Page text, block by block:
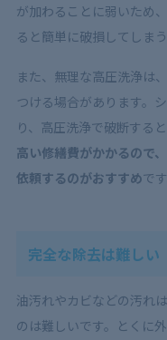
が加わることに弱いため
ると簡単に破損してしま
また、無理な高圧洗浄は
つける場合があります。
り、高圧洗浄で破断する
高い修繕費がかかるので
依頼するのがおすすめです
完全な除去は難しい
油汚れやカビなどの汚れ
のは難しいです。とくに